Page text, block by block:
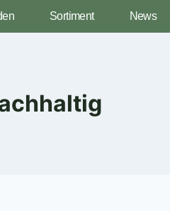
Sortiment News